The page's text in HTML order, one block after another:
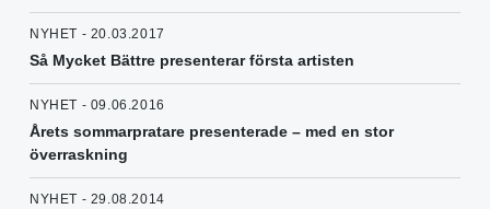
NYHET - 20.03.2017
Så Mycket Bättre presenterar första artisten
NYHET - 09.06.2016
Årets sommarpratare presenterade – med en stor
överraskning
NYHET - 29.08.2014